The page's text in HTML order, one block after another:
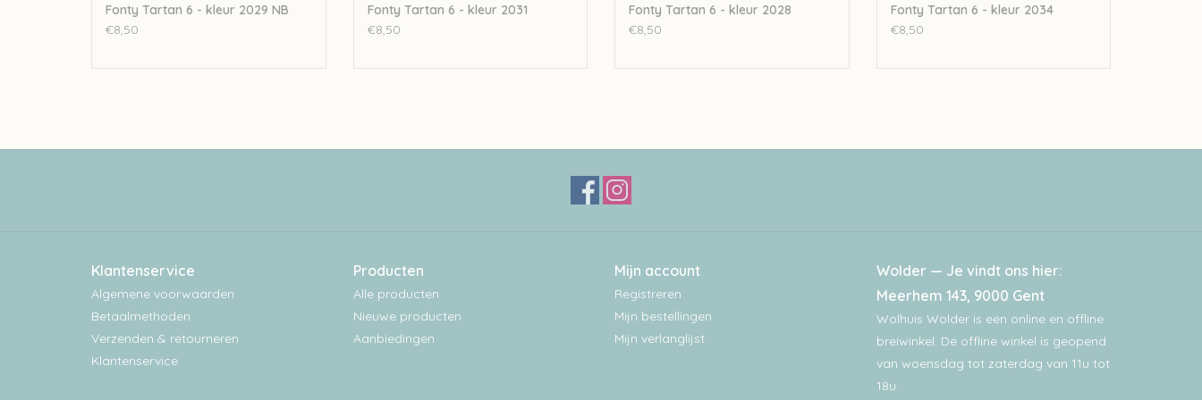
Fonty Tartan 6 - kleur 2029 NB
€8,50
Fonty Tartan 6 - kleur 2031
€8,50
Fonty Tartan 6 - kleur 2028
€8,50
Fonty Tartan 6 - kleur 2034
€8,50
Klantenservice
Algemene voorwaarden
Betaalmethoden
Verzenden & retourneren
Klantenservice
Producten
Alle producten
Nieuwe producten
Aanbiedingen
Mijn account
Registreren
Mijn bestellingen
Mijn verlanglijst
Wolder — Je vindt ons hier:
Meerhem 143, 9000 Gent
Wolhuis Wolder is een online en offline
breiwinkel. De offline winkel is geopend
van woensdag tot zaterdag van 11u tot
18u.